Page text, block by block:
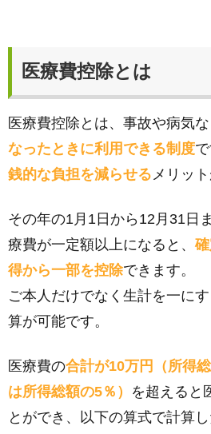
医療費控除とは
医療費控除とは、事故や病気
なったときに利用できる制度で
銭的な負担を減らせるメリット
その年の1月1日から12月31日
療費が一定額以上になると、
得から一部を控除できます。
ご本人だけでなく生計を一に
算が可能です。
医療費の合計が10万円（所得
は所得総額の5％） を超えると
とができ、以下の算式で計算